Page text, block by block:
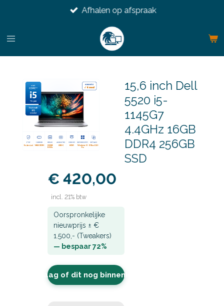
naar
Afhalen op afspraak
15,6 inch Dell
5520 i5-
1145G7
4.4GHz 16GB
DDR4 256GB
SSD
€ 420,00
incl. 21% btw
Oorspronkelijke
nieuwprijs ± €
1.500,- (Tweakers)
— bespaar 72%
Vraag of dit nog binnenkomt